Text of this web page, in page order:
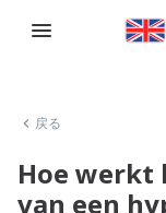
戻る
Hoe
van een